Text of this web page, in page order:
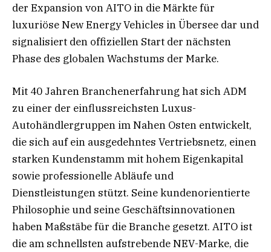
der Expansion von AITO in die Märkte für
luxuriöse New Energy Vehicles in Übersee dar und
signalisiert den offiziellen Start der nächsten
Phase des globalen Wachstums der Marke.
Mit 40 Jahren Branchenerfahrung hat sich ADM
zu einer der einflussreichsten Luxus-
Autohändlergruppen im Nahen Osten entwickelt,
die sich auf ein ausgedehntes Vertriebsnetz, einen
starken Kundenstamm mit hohem Eigenkapital
sowie professionelle Abläufe und
Dienstleistungen stützt. Seine kundenorientierte
Philosophie und seine Geschäftsinnovationen
haben Maßstäbe für die Branche gesetzt. AITO ist
die am schnellsten aufstrebende NEV-Marke, die